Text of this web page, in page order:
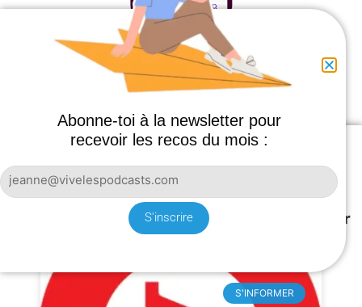
Maintenant que tu sais comment écouter
un podcast sur un iPhone,
voilà quelques podcasts pour commencer
S'INFORMER
Abonne-toi à la newsletter pour
recevoir les recos du mois :
S'inscrire